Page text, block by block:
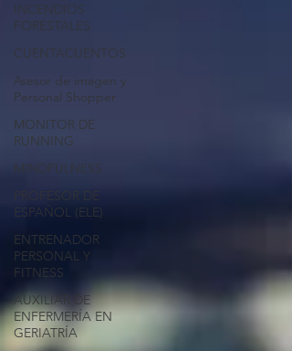
INCENDIOS
FORESTALES
CUENTACUENTOS
Asesor de imagen y
Personal Shopper
MONITOR DE
RUNNING
MINDFULNESS
PROFESOR DE
ESPAÑOL (ELE)
ENTRENADOR
PERSONAL Y
FITNESS
AUXILIAR DE
ENFERMERÍA EN
GERIATRÍA